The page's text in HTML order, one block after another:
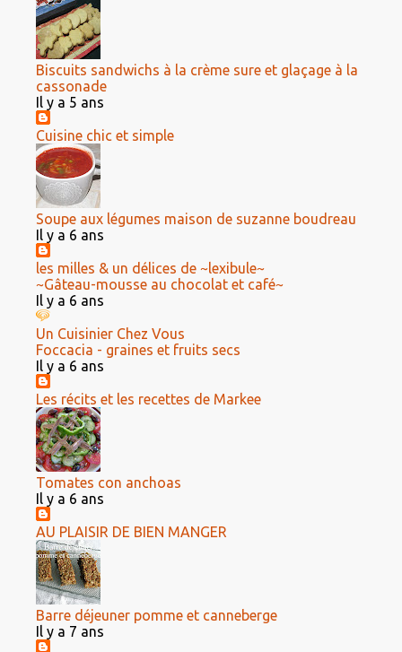
Biscuits sandwichs à la crème sure et glaçage à la
cassonade
Il y a 5 ans
Cuisine chic et simple
Soupe aux légumes maison de suzanne boudreau
Il y a 6 ans
les milles & un délices de ~lexibule~
~Gâteau-mousse au chocolat et café~
Il y a 6 ans
Un Cuisinier Chez Vous
Foccacia - graines et fruits secs
Il y a 6 ans
Les récits et les recettes de Markee
Tomates con anchoas
Il y a 6 ans
AU PLAISIR DE BIEN MANGER
Barre déjeuner pomme et canneberge
Il y a 7 ans